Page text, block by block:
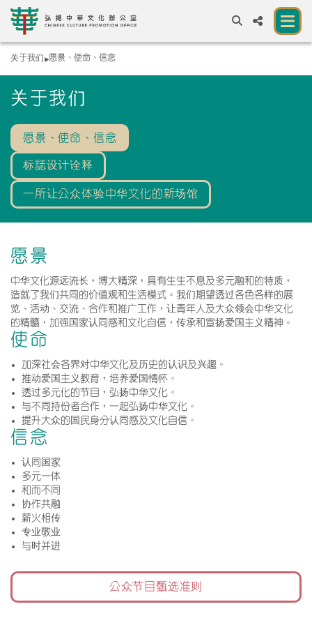
EN 繁簡
一所让公众体验中华文化的新场馆
联络我们
关于我们 愿景、使命、信念
关于我们
愿景、使命、信念
标誌设计诠释
一所让公众体验中华文化的新场馆
愿景
中华文化源远流长，博大精深，具有生生不息及多元融和的特质，
造就了我们共同的价值观和生活模式。我们期望透过各色各样的展
览、活动、交流、合作和推广工作，让青年人及大众领会中华文化
的精髓，加强国家认同感和文化自信，传承和宣扬爱国主义精神。
使命
加深社会各界对中华文化及历史的认识及兴趣。
推动爱国主义教育，培养爱国情怀。
透过多元化的节目，弘扬中华文化。
与不同持份者合作，一起弘扬中华文化。
提升大众的国民身分认同感及文化自信。
信念
认同国家
多元一体
和而不同
协作共融
薪火相传
专业敬业
与时并进
公众节目甄选准则